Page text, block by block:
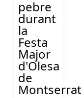
pebre
durant
la
Festa
Major
d'Olesa
de
Montserrat